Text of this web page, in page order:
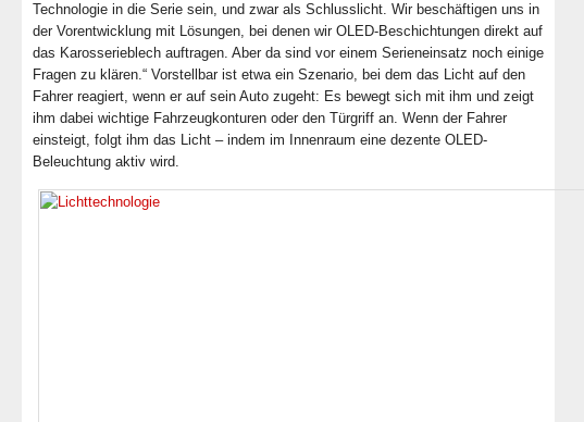
Technologie in die Serie sein, und zwar als Schlusslicht. Wir beschäftigen uns in
der Vorentwicklung mit Lösungen, bei denen wir OLED-Beschichtungen direkt auf
das Karosserieblech auftragen. Aber da sind vor einem Serieneinsatz noch einige
Fragen zu klären.“ Vorstellbar ist etwa ein Szenario, bei dem das Licht auf den
Fahrer reagiert, wenn er auf sein Auto zugeht: Es bewegt sich mit ihm und zeigt
ihm dabei wichtige Fahrzeugkonturen oder den Türgriff an. Wenn der Fahrer
einsteigt, folgt ihm das Licht – indem im Innenraum eine dezente OLED-
Beleuchtung aktiv wird.